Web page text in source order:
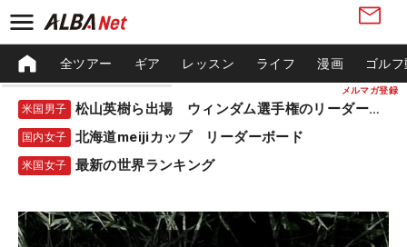
メルマガ登録
全ツアー ギア レッスン ライフ 漫画 ゴル
米国男子 松山英樹ら出場 ウィンダム選手権のリーダーボード
国内女子 北海道meijiカップ リーダーボード
米国女子 最新の世界ランキング